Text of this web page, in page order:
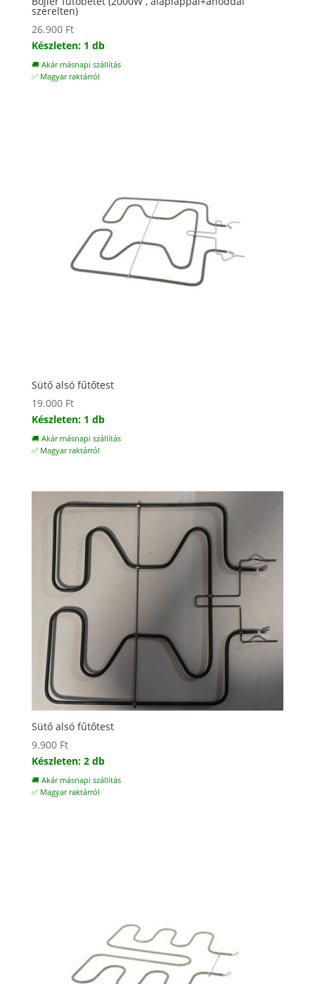
szerelten)
26.900 Ft
Készleten: 1 db
🚚 Akár másnapi szállítás
✅ Magyar raktárról
Sütő alsó fűtőtest
19.000 Ft
Készleten: 1 db
🚚 Akár másnapi szállítás
✅ Magyar raktárról
Sütő alsó fűtőtest
9.900 Ft
Készleten: 2 db
🚚 Akár másnapi szállítás
✅ Magyar raktárról